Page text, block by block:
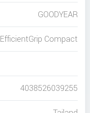
GOODYEAR
EfficientGrip Compact
4038526039255